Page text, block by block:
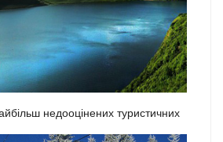
недооцінених туристичних